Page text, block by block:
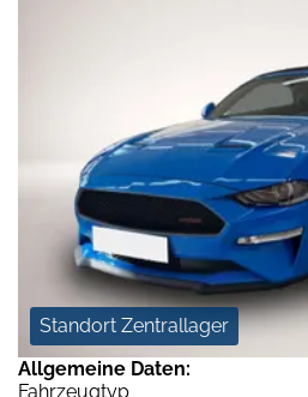
Standort Zentrallager
Allgemeine Daten:
Fahrzeugtyp